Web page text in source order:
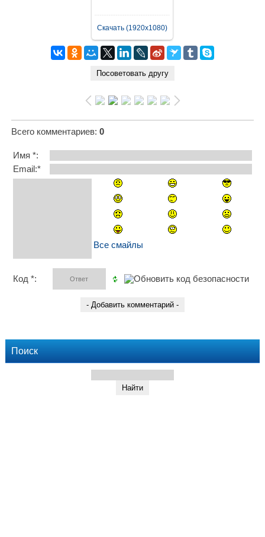
Скачать (1920x1080)
Всего комментариев: 0
Имя *:
Email:*
Все смайлы
Код *:
Поиск